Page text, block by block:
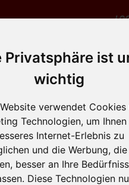
Privatsphäre ist
wichtig
verwendet Cookies
Technologien, um Ihnen
Internet-Erlebnis zu
und die Werbung, die
besser an Ihre
Diese Technologien
599 92 office@hausfreund.at
alkoholisch
Süsswaren /
Knabbereien
freie und zeitnahe
auch
16:30